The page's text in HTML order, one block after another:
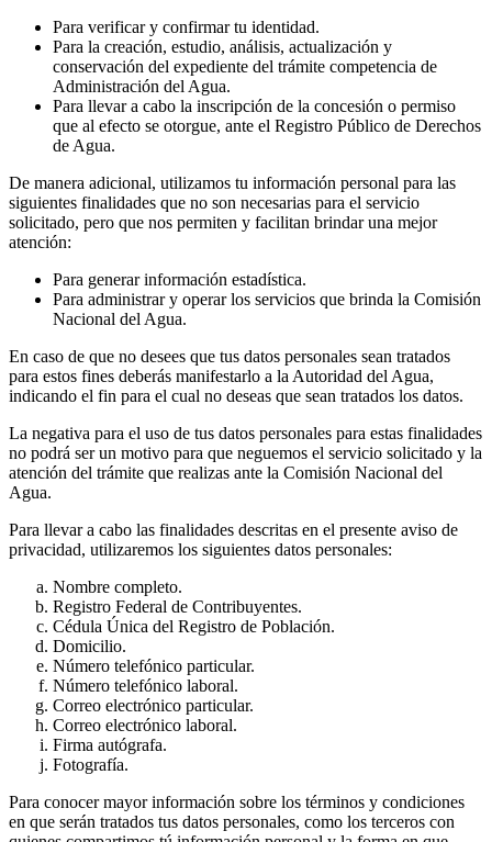
Para verificar y confirmar tu identidad.
Para la creación, estudio, análisis, actualización y
conservación del expediente del trámite competencia de
Administración del Agua.
Para llevar a cabo la inscripción de la concesión o permiso
que al efecto se otorgue, ante el Registro Público de Derechos
de Agua.
De manera adicional, utilizamos tu información personal para las
siguientes finalidades que no son necesarias para el servicio
solicitado, pero que nos permiten y facilitan brindar una mejor
atención:
Para generar información estadística.
Para administrar y operar los servicios que brinda la Comisión
Nacional del Agua.
En caso de que no desees que tus datos personales sean tratados
para estos fines deberás manifestarlo a la Autoridad del Agua,
indicando el fin para el cual no deseas que sean tratados los datos.
La negativa para el uso de tus datos personales para estas finalidades
no podrá ser un motivo para que neguemos el servicio solicitado y la
atención del trámite que realizas ante la Comisión Nacional del
Agua.
Para llevar a cabo las finalidades descritas en el presente aviso de
privacidad, utilizaremos los siguientes datos personales:
Nombre completo.
Registro Federal de Contribuyentes.
Cédula Única del Registro de Población.
Domicilio.
Número telefónico particular.
Número telefónico laboral.
Correo electrónico particular.
Correo electrónico laboral.
Firma autógrafa.
Fotografía.
Para conocer mayor información sobre los términos y condiciones
en que serán tratados tus datos personales, como los terceros con